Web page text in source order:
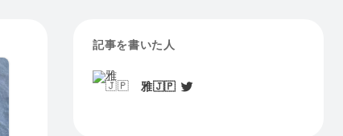
記事を書いた人
雅🇯🇵